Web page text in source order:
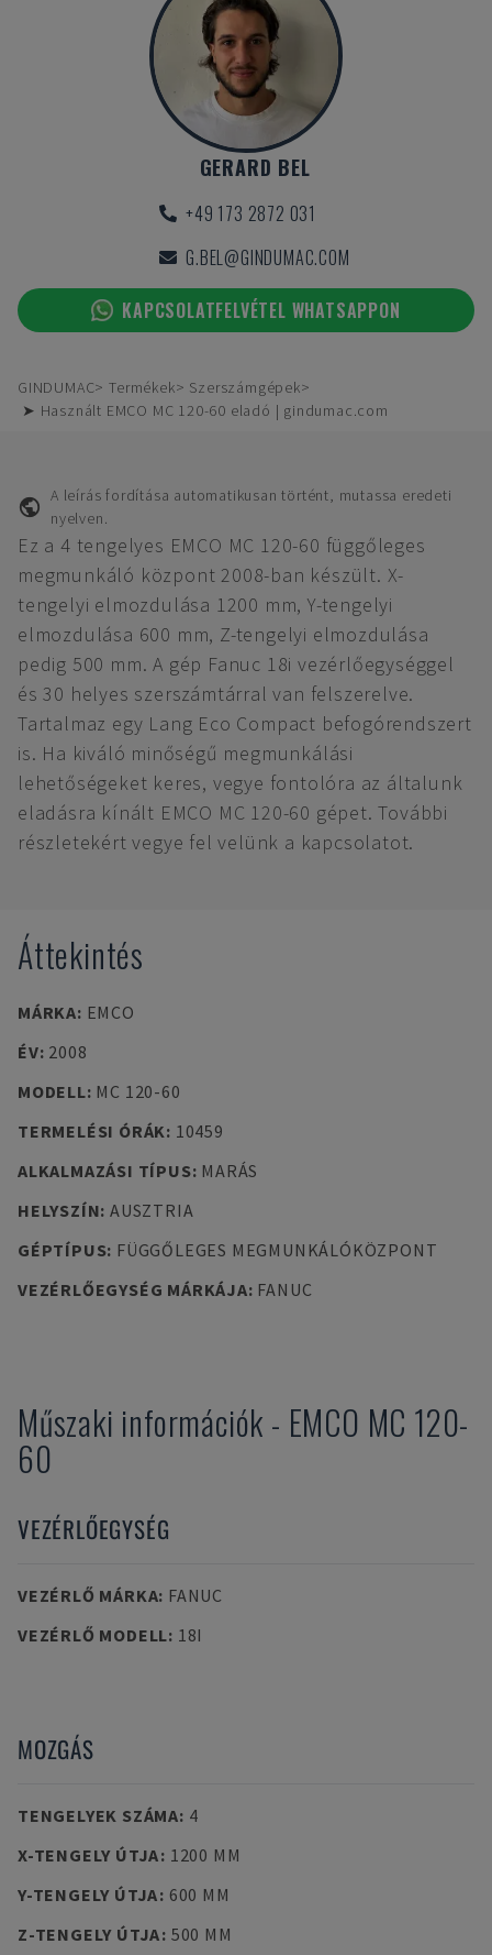
GERARD BEL
+49 173 2872 031
G.BEL@GINDUMAC.COM
KAPCSOLATFELVÉTEL WHATSAPPON
GINDUMAC Termékek
Szerszámgépek
➤ Használt EMCO MC 120-60 eladó | gindumac.com
A leírás fordítása automatikusan történt, mutassa eredeti
nyelven.
Ez a 4 tengelyes EMCO MC 120-60 függőleges
megmunkáló központ 2008-ban készült. X-
tengelyi elmozdulása 1200 mm, Y-tengelyi
elmozdulása 600 mm, Z-tengelyi elmozdulása
pedig 500 mm. A gép Fanuc 18i vezérlőegységgel
és 30 helyes szerszámtárral van felszerelve.
Tartalmaz egy Lang Eco Compact befogórendszert
is. Ha kiváló minőségű megmunkálási
lehetőségeket keres, vegye fontolóra az általunk
eladásra kínált EMCO MC 120-60 gépet. További
részletekért vegye fel velünk a kapcsolatot.
Áttekintés
MÁRKA: EMCO
ÉV: 2008
MODELL: MC 120-60
TERMELÉSI ÓRÁK: 10459
ALKALMAZÁSI TÍPUS: MARÁS
HELYSZÍN: AUSZTRIA
GÉPTÍPUS: FÜGGŐLEGES MEGMUNKÁLÓKÖZPONT
VEZÉRLŐEGYSÉG MÁRKÁJA: FANUC
Műszaki információk - EMCO MC 120-
60
VEZÉRLŐEGYSÉG
VEZÉRLŐ MÁRKA: FANUC
VEZÉRLŐ MODELL: 18I
MOZGÁS
TENGELYEK SZÁMA: 4
X-TENGELY ÚTJA: 1200 MM
Y-TENGELY ÚTJA: 600 MM
Z-TENGELY ÚTJA: 500 MM